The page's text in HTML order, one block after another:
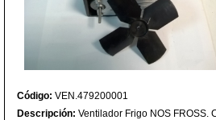
Código: VEN.479200001
Descripción: Ventilador Frigo NOS FROSS.